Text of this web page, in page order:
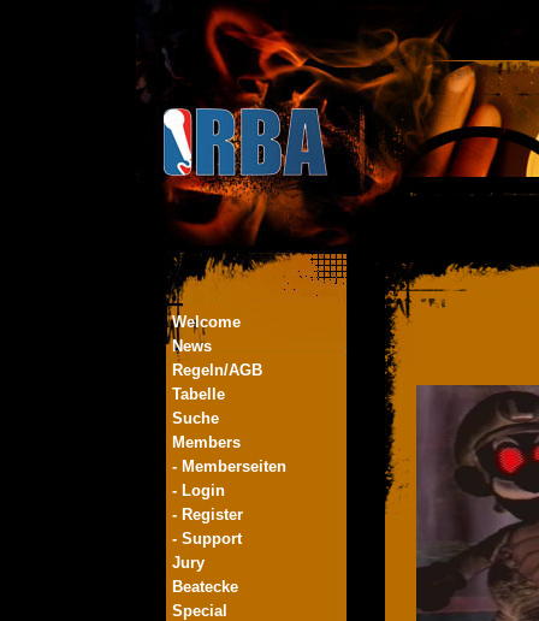
Welcome
News
Regeln/AGB
Tabelle
Suche
Members
- Memberseiten
- Login
- Register
- Support
Jury
Beatecke
Special